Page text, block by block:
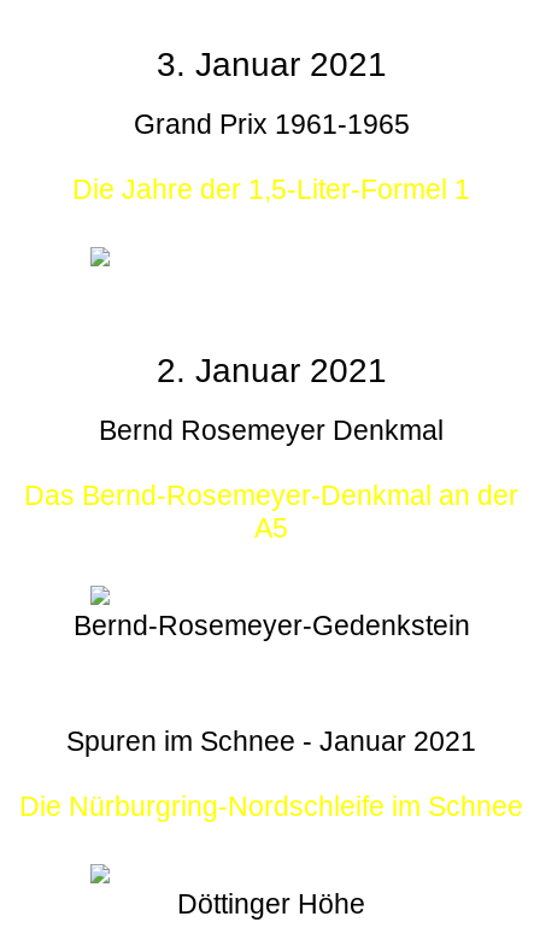
3. Januar 2021
Grand Prix 1961-1965
Die Jahre der 1,5-Liter-Formel 1
2. Januar 2021
Bernd Rosemeyer Denkmal
Das Bernd-Rosemeyer-Denkmal an der
A5
Bernd-Rosemeyer-Gedenkstein
Spuren im Schnee - Januar 2021
Die Nürburgring-Nordschleife im Schnee
Döttinger Höhe